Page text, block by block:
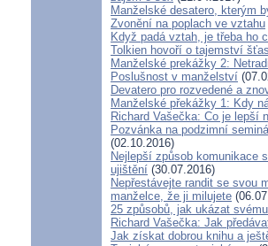
Manželské desatero, kterým
Zvonění na poplach ve vztahu
Když padá vztah, je třeba ho
Tolkien hovoří o tajemství
Manželské prekážky 2:
Poslušnost v manželství
Devatero pro rozvedené a
Manželské překážky 1: Kdy
Richard Vašečka: Co je lepší
Pozvánka na podzimní
(02.10.2016)
Nejlepší způsob komunikace
ujištění (30.07.2016)
Nepřestávejte randit se svou
manželce, že ji milujete
25 způsobů, jak ukázat
Richard Vašečka: Jak
Jak získat dobrou knihu a